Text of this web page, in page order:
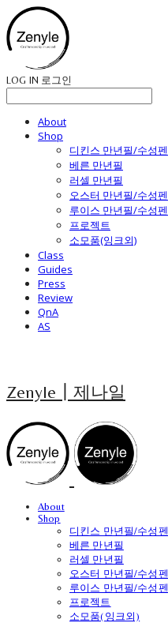
LOG IN 로그인
About
Shop
디킨스 만년필/수성펜
베른 만년필
러셀 만년필
오스터 만년필/수성펜
루이스 만년필/수성펜
프로젝트
소모품(잉크외)
Class
Guides
Press
Review
QnA
AS
Zenyle┃제나일
About
Shop
디킨스 만년필/수성펜
베른 만년필
러셀 만년필
오스터 만년필/수성펜
루이스 만년필/수성펜
프로젝트
소모품(잉크외)